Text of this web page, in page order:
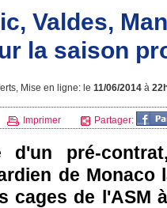
Valdes,
la saison
Mise en ligne: le 11/06/2014 à
Imprimer Partager:
d'un pré-
de Monaco
cages de l'ASM